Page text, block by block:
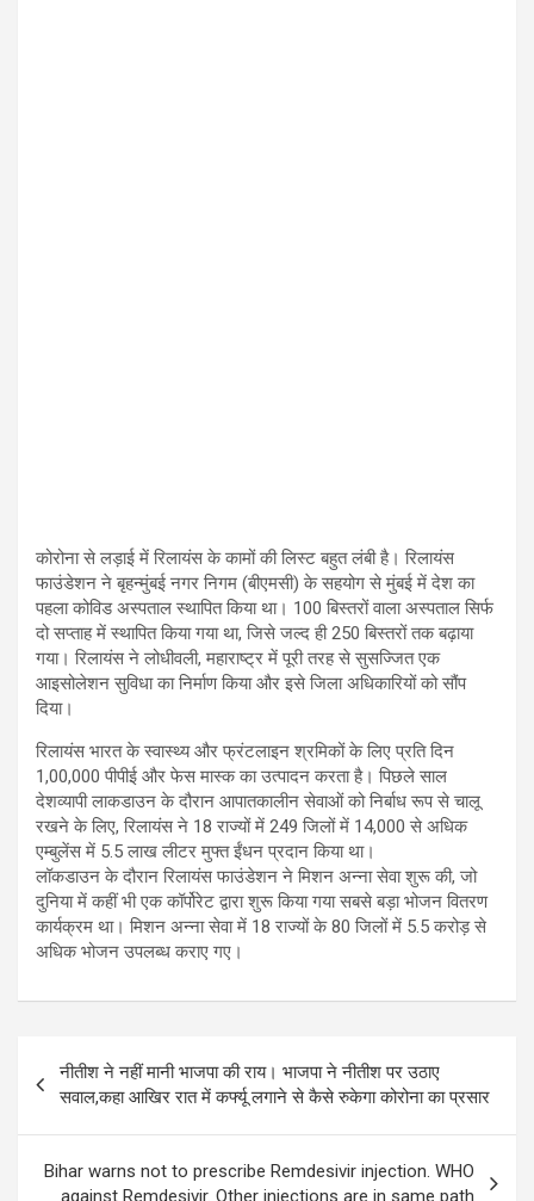
कोरोना से लड़ाई में रिलायंस के कामों की लिस्ट बहुत लंबी है। रिलायंस
फाउंडेशन ने बृहन्मुंबई नगर निगम (बीएमसी) के सहयोग से मुंबई में देश का
पहला कोविड अस्पताल स्थापित किया था। 100 बिस्तरों वाला अस्पताल सिर्फ
दो सप्ताह में स्थापित किया गया था, जिसे जल्द ही 250 बिस्तरों तक बढ़ाया
गया। रिलायंस ने लोधीवली, महाराष्ट्र में पूरी तरह से सुसज्जित एक
आइसोलेशन सुविधा का निर्माण किया और इसे जिला अधिकारियों को सौंप
दिया।
रिलायंस भारत के स्वास्थ्य और फ्रंटलाइन श्रमिकों के लिए प्रति दिन
1,00,000 पीपीई और फेस मास्क का उत्पादन करता है। पिछले साल
देशव्यापी लाकडाउन के दौरान आपातकालीन सेवाओं को निर्बाध रूप से चालू
रखने के लिए, रिलायंस ने 18 राज्यों में 249 जिलों में 14,000 से अधिक
एम्बुलेंस में 5.5 लाख लीटर मुफ्त ईंधन प्रदान किया था।
लॉकडाउन के दौरान रिलायंस फाउंडेशन ने मिशन अन्ना सेवा शुरू की, जो
दुनिया में कहीं भी एक कॉर्पोरेट द्वारा शुरू किया गया सबसे बड़ा भोजन वितरण
कार्यक्रम था। मिशन अन्ना सेवा में 18 राज्यों के 80 जिलों में 5.5 करोड़ से
अधिक भोजन उपलब्ध कराए गए।
navigation
नीतीश ने नहीं मानी भाजपा की राय। भाजपा ने नीतीश पर उठाए
सवाल,कहा आखिर रात में कर्फ्यू लगाने से कैसे रुकेगा कोरोना का प्रसार
Bihar warns not to prescribe Remdesivir injection. WHO
against Remdesivir. Other injections are in same path